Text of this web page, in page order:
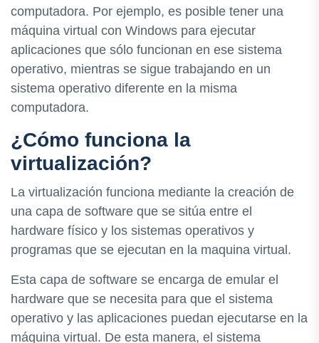
computadora. Por ejemplo, es posible tener una
máquina virtual con Windows para ejecutar
aplicaciones que sólo funcionan en ese sistema
operativo, mientras se sigue trabajando en un
sistema operativo diferente en la misma
computadora.
¿Cómo funciona la
virtualización?
La virtualización funciona mediante la creación de
una capa de software que se sitúa entre el
hardware físico y los sistemas operativos y
programas que se ejecutan en la maquina virtual.
Esta capa de software se encarga de emular el
hardware que se necesita para que el sistema
operativo y las aplicaciones puedan ejecutarse en la
máquina virtual. De esta manera, el sistema